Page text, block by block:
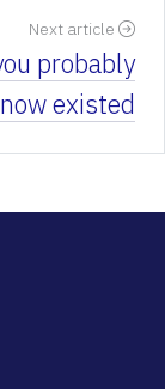
Next article
probably
existed